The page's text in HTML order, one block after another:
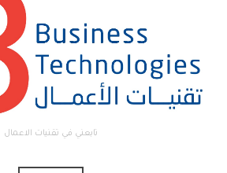
تابعني في تقنيات الاعمال